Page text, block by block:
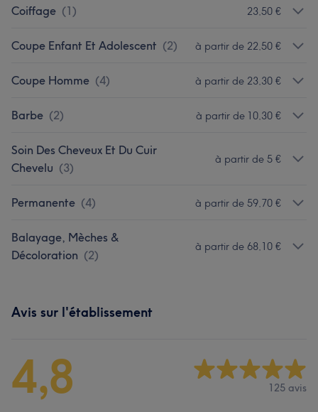
Coiffage (1) 23,50 €
Coupe Enfant Et Adolescent (2) à partir de 22,50 €
Coupe Homme (4) à partir de 23,30 €
Barbe (2) à partir de 10,30 €
Soin Des Cheveux Et Du Cuir
Chevelu (3)
à partir de 5 €
Permanente (4) à partir de 59,70 €
Balayage, Mèches &
Décoloration (2)
à partir de 68,10 €
Avis sur l'établissement
4,8 125 avis